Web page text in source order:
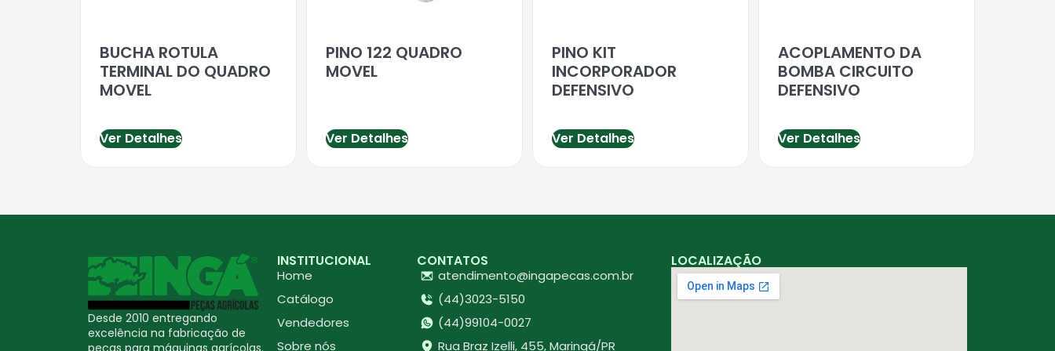
BUCHA ROTULA
TERMINAL DO QUADRO
MOVEL
Ver Detalhes
PINO 122 QUADRO
MOVEL
Ver Detalhes
PINO KIT
INCORPORADOR
DEFENSIVO
Ver Detalhes
ACOPLAMENTO DA
BOMBA CIRCUITO
DEFENSIVO
Ver Detalhes
Desde 2010 entregando
excelência na fabricação de
INSTITUCIONAL
Home
Catálogo
Vendedores
Sobre nós
CONTATOS
atendimento@ingapecas.com.br
(44)3023-5150
(44)99104-0027
Rua Braz Izelli, 455, Maringá/PR
LOCALIZAÇÃO